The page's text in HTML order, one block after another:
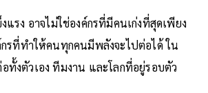
รง อาจไม่ใช่องค์กรที่มีคนเก่งที่สุดเพียง
กรที่ทำให้คนทุกคนมีพลังจะไปต่อได้ ใน
งตัวเอง ทีมงาน และโลกที่อยู่รอบตัว